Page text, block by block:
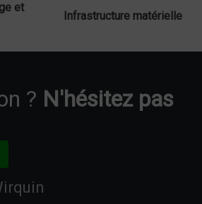
et
Infrastructure matérielle
? N'hésitez pas